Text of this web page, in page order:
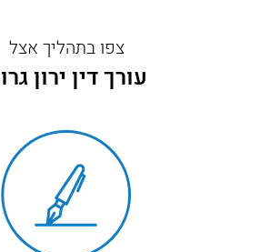
צפו בתהליך אצל
עורך דין ירון